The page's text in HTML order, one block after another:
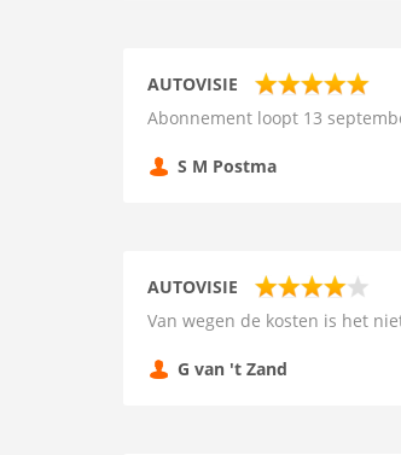
AUTOVISIE
Abonnement loopt 13
S M Postma
AUTOVISIE
Van wegen de kosten is het
G van 't Zand